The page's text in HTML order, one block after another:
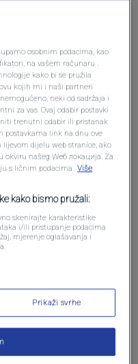
osobnim podacima, kao
na vašem računaru .
kako bi se pružila
kojih mi i naši partneri
neki od sadržaja i
za vas. Ovaj odabir postavki
trenutni odabir ili pristanak
postavkama link na dnu ove
dijelu web stranice, ako
našeg Wеб локација. Za
s ličnim podacima. Više
kako bismo pružali:
skenirajte karakteristike
i/ili pristupanje podacima
mjerenje oglašavanja i
Prikaži svrhe